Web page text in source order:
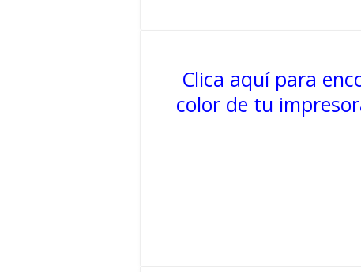
Clica aquí para
color de tu